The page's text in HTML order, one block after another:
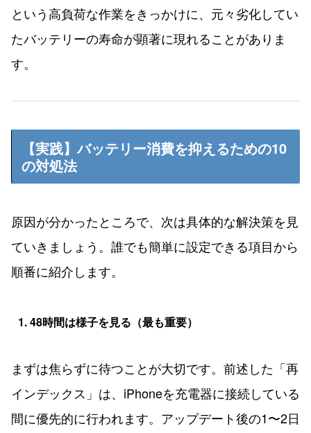
という高負荷な作業をきっかけに、元々劣化してい
たバッテリーの寿命が顕著に現れることがありま
す。
【実践】バッテリー消費を抑えるための10
の対処法
原因が分かったところで、次は具体的な解決策を見
ていきましょう。誰でも簡単に設定できる項目から
順番に紹介します。
1. 48時間は様子を見る（最も重要）
まずは焦らずに待つことが大切です。前述した「再
インデックス」は、iPhoneを充電器に接続している
間に優先的に行われます。アップデート後の1〜2日